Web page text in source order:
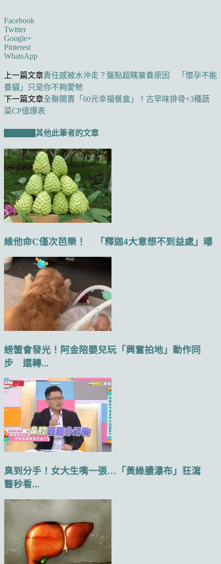
Facebook
Twitter
Google+
Pinterest
WhatsApp
上一篇文章責任感被水沖走？盤點超瞎棄養原因 「懷孕不能
養貓」只是你不夠愛牠
下一篇文章全聯開賣「60元幸福餐盒」！古早味排骨+3種蔬
菜CP值爆表
其他此筆者的文章
維他命C僅次芭樂！ 「釋迦4大意想不到益處」曝
螃蟹會發光！阿金陪嬰兒玩「興奮拍地」動作同
步 還轉...
臭到分手！女大生嘴一張…「黃綠膿瀑布」狂瀉
醫秒看...